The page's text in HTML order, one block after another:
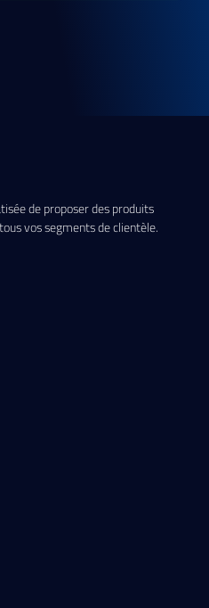
de proposer des produits
vos segments de clientèle.